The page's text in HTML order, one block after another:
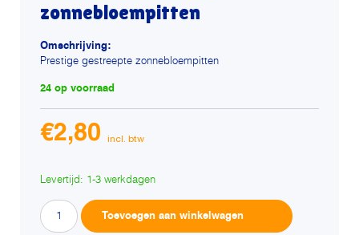
zonnebloempitten
Omschrijving:
Prestige gestreepte zonnebloempitten
24 op voorraad
€2,80
Levertijd: 1-3 werkdagen
Prestige
gestreepte
Toevoegen aan winkelwagen